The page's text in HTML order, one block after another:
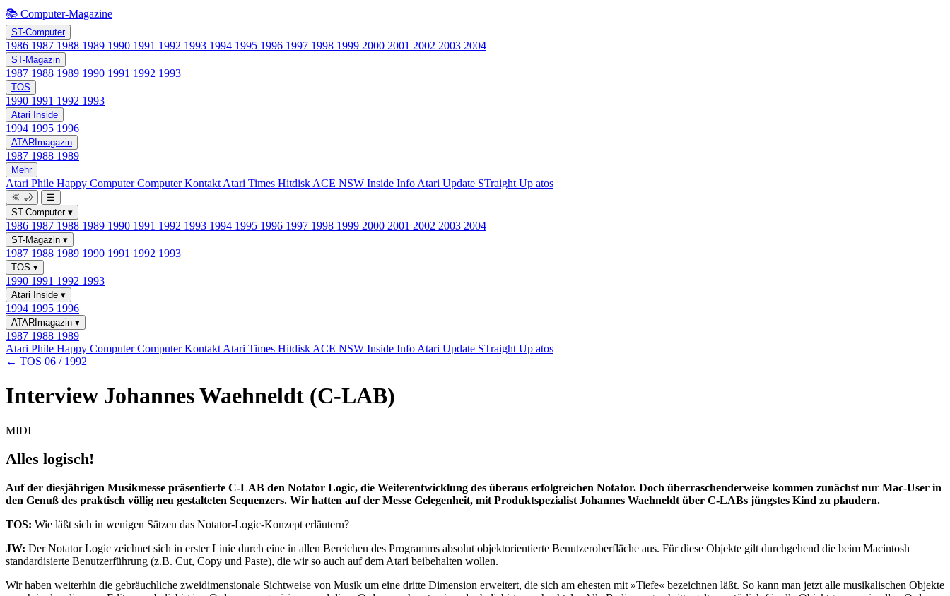
📚 Computer-Magazine
ST-Computer
1986 1987 1988 1989 1990 1991 1992 1993 1994 1995 1996 1997 1998 1999 2000 2001 2002 2003 2004
ST-Magazin
1987 1988 1989 1990 1991 1992 1993
TOS
1990 1991 1992 1993
Atari Inside
1994 1995 1996
ATARImagazin
1987 1988 1989
Mehr
Atari Phile Happy ComputerComputer Kontakt Atari Times Hitdisk ACE NSW Inside Info Atari Update STraight Up atos
🌞 🌙
☰
ST-Computer ▾
1986 1987 1988 1989 1990 1991 1992 1993 1994 1995 1996 1997 1998 1999 2000 2001 2002 2003 2004
ST-Magazin ▾
1987 1988 1989 1990 1991 1992 1993
TOS ▾
1990 1991 1992 1993
Atari Inside ▾
1994 1995 1996
ATARImagazin ▾
1987 1988 1989
Atari Phile Happy ComputerComputer Kontakt Atari Times Hitdisk ACE NSW Inside Info Atari Update STraight Up atos
← TOS 06 / 1992
Interview Johannes Waehneldt (C-LAB)
MIDI
Alles logisch!
Auf der diesjährigen Musikmesse präsentierte C-LAB den Notator Logic, die Weiterentwicklung des überaus erfolgreichen Notator. Doch überraschenderweise kommen zunächst nur Mac-User in
den Genuß des praktisch völlig neu gestalteten Sequenzers. Wir hatten auf der Messe Gelegenheit, mit Produktspezialist Johannes Waehneldt über C-LABs jüngstes Kind zu plaudern.
TOS: Wie läßt sich in wenigen Sätzen das Notator-Logic-Konzept erläutern?
JW: Der Notator Logic zeichnet sich in erster Linie durch eine in allen Bereichen des Programms absolut objektorientierte Benutzeroberfläche aus. Für diese Objekte gilt durchgehend die beim Macintosh
standardisierte Benutzerführung (z.B. Cut, Copy und Paste), die wir so auch auf dem Atari beibehalten wollen.
Wir haben weiterhin die gebräuchliche zweidimensionale Sichtweise von Musik um eine dritte Dimension erweitert, die sich am ehesten mit »Tiefe« bezeichnen läßt. So kann man jetzt alle musikalischen Objekte